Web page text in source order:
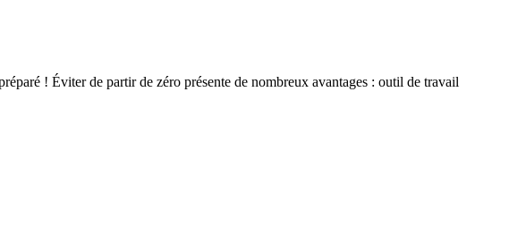
! Éviter de partir de zéro présente de nombreux avantages : outil de travail